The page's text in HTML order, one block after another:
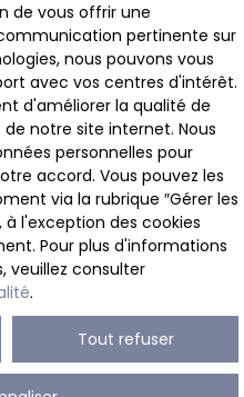
(6000)
Lodelinsart (6042)
Monceau-Sur-Sambre
de vous offrir une
pertinente sur
nous pouvons vous
avec vos centres d'intérêt.
d'améliorer la qualité de
notre site internet. Nous
personnelles pour
accord. Vous pouvez les
via la rubrique ″Gérer les
à l'exception des cookies
Pour plus d'informations
veuillez consulter
.
Tout refuser